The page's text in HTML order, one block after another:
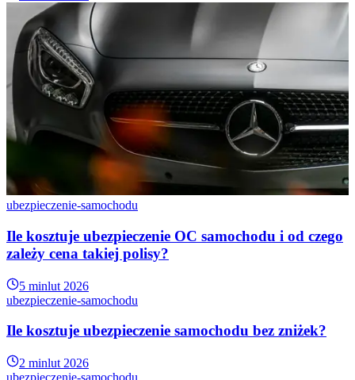
ubezpieczenie-samochodu
Ile kosztuje ubezpieczenie OC samochodu i od czego
zależy cena takiej polisy?
5 minlut 2026
ubezpieczenie-samochodu
Ile kosztuje ubezpieczenie samochodu bez zniżek?
2 minlut 2026
ubezpieczenie-samochodu